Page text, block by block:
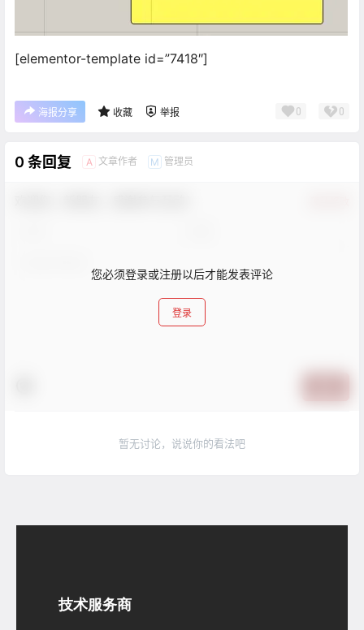
[elementor-template id=”7418″]
海报分享 收藏 举报 0 0
0 条回复 A 文章作者 M 管理员
您必须登录或注册以后才能发表评论
登录
暂无讨论，说说你的看法吧
技术服务商